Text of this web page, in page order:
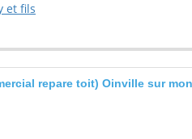
et fils
repare toit) Oinville sur